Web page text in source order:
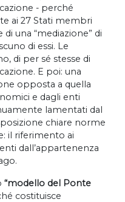
- perché
ai 27 Stati membri
una “mediazione” di
di essi. Le
di per sé stesse di
E poi: una
opposta a quella
e dagli enti
lamentati dal
chiare norme
il riferimento ai
dall’appartenenza
“modello del Ponte
costituisce